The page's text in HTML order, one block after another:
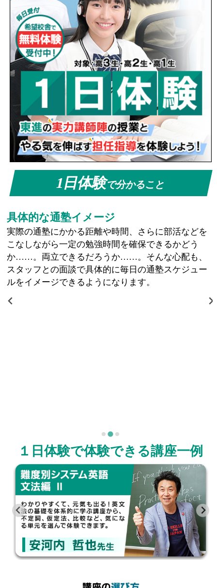
2026/07/31
【本日7/31締め切り！】夏期講習２講座
無料プレゼント！！【 校舎からのお知らせ 】
2026/07/30先取りの夏に！【 ブログ 】
2026/07/29夏こそ成績を伸ばすチャンス！【 ブログ
】
1日体験で分かること
具体的な通塾イメージ
実際の通塾にかかる距離や時間、さらに部活などを
こなしながら一定の勉強時間を確保できるかどう
か……。両立できるだろうか……。そんな心配も、
スタッフとの面談で具体的に毎日の通塾スケジュー
ルをイメージできるようになります。
１日体験で体験できる講座一例